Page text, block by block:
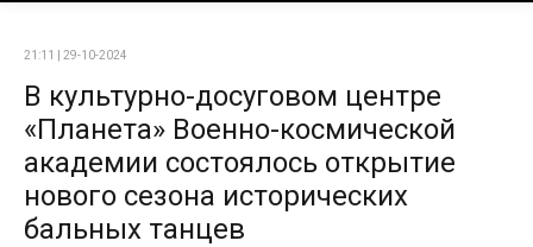
21:11 | 29-10-2024
В культурно-досуговом центре
«Планета» Военно-космической
академии состоялось открытие
нового сезона исторических
бальных танцев